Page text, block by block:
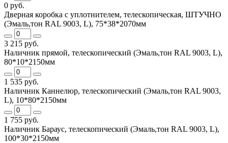
0 руб.
Дверная коробка с уплотнителем, телескопическая, ШТУЧНО
(Эмаль,тон RAL 9003, L), 75*38*2070мм
3 215 руб.
Наличник прямой, телескопический (Эмаль,тон RAL 9003, L),
80*10*2150мм
1 535 руб.
Наличник Каннелюр, телескопический (Эмаль,тон RAL 9003,
L), 10*80*2150мм
1 755 руб.
Наличник Бараус, телескопический (Эмаль,тон RAL 9003, L),
100*30*2150мм